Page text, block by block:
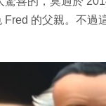
Fred 的父親。不過